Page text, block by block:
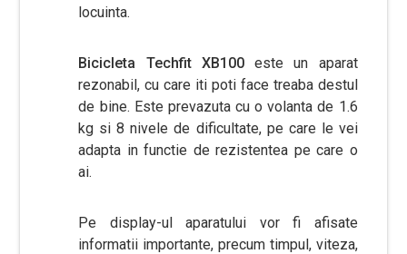
locuinta.
Bicicleta Techfit XB100este un aparat
rezonabil, cu care iti poti face treaba destul
de bine. Este prevazuta cu o volanta de 1.6
kg si 8 nivele de dificultate, pe care le vei
adapta in functie de rezistentea pe care o
ai.
Pe display-ul aparatului vor fi afisate
informatii importante, precum timpul, viteza,